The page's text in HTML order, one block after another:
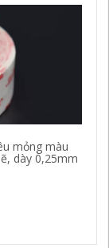
mỏng màu
dày 0,25mm